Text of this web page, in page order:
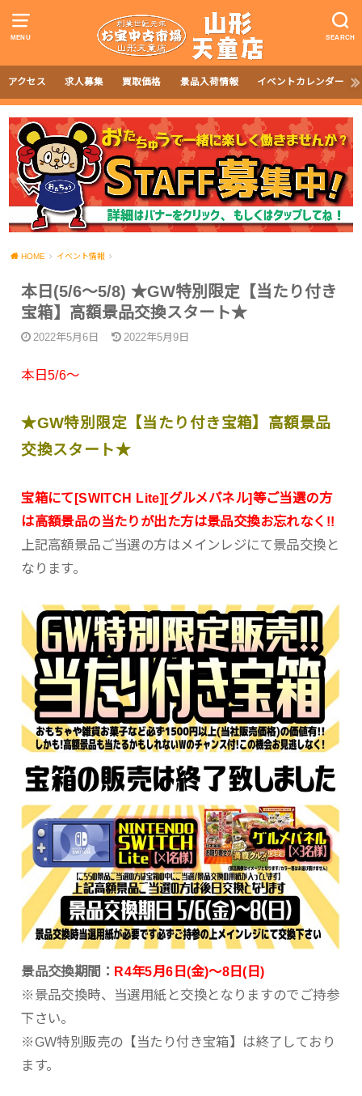
MENU SEARCH
アクセス 求人募集 買取価格 景品入荷情報 イベントカレンダー
HOME イベント情報
本日(5/6～5/8) ★GW特別限定【当たり付き
宝箱】高額景品交換スタート★
2022年5月6日 2022年5月9日
本日5/6～
★GW特別限定【当たり付き宝箱】高額景品
交換スタート★
宝箱にて[SWITCH Lite][グルメパネル]等ご当選の方
は高額景品の当たりが出た方は景品交換お忘れなく!!
上記高額景品ご当選の方はメインレジにて景品交換と
なります。
景品交換期間： R4年5月6日(金)～8日(日)
※景品交換時、当選用紙と交換となりますのでご持参
下さい。
※GW特別販売の【当たり付き宝箱】は終了しており
ます。